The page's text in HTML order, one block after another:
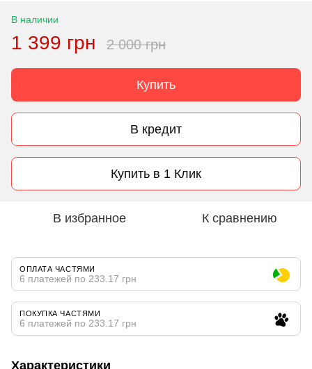
В наличии
1 399 грн 2 000 грн
Купить
В кредит
Купить в 1 Клик
В избранное К сравнению
ОПЛАТА ЧАСТЯМИ
6 платежей по 233.17 грн
ПОКУПКА ЧАСТЯМИ
6 платежей по 233.17 грн
Характеристики